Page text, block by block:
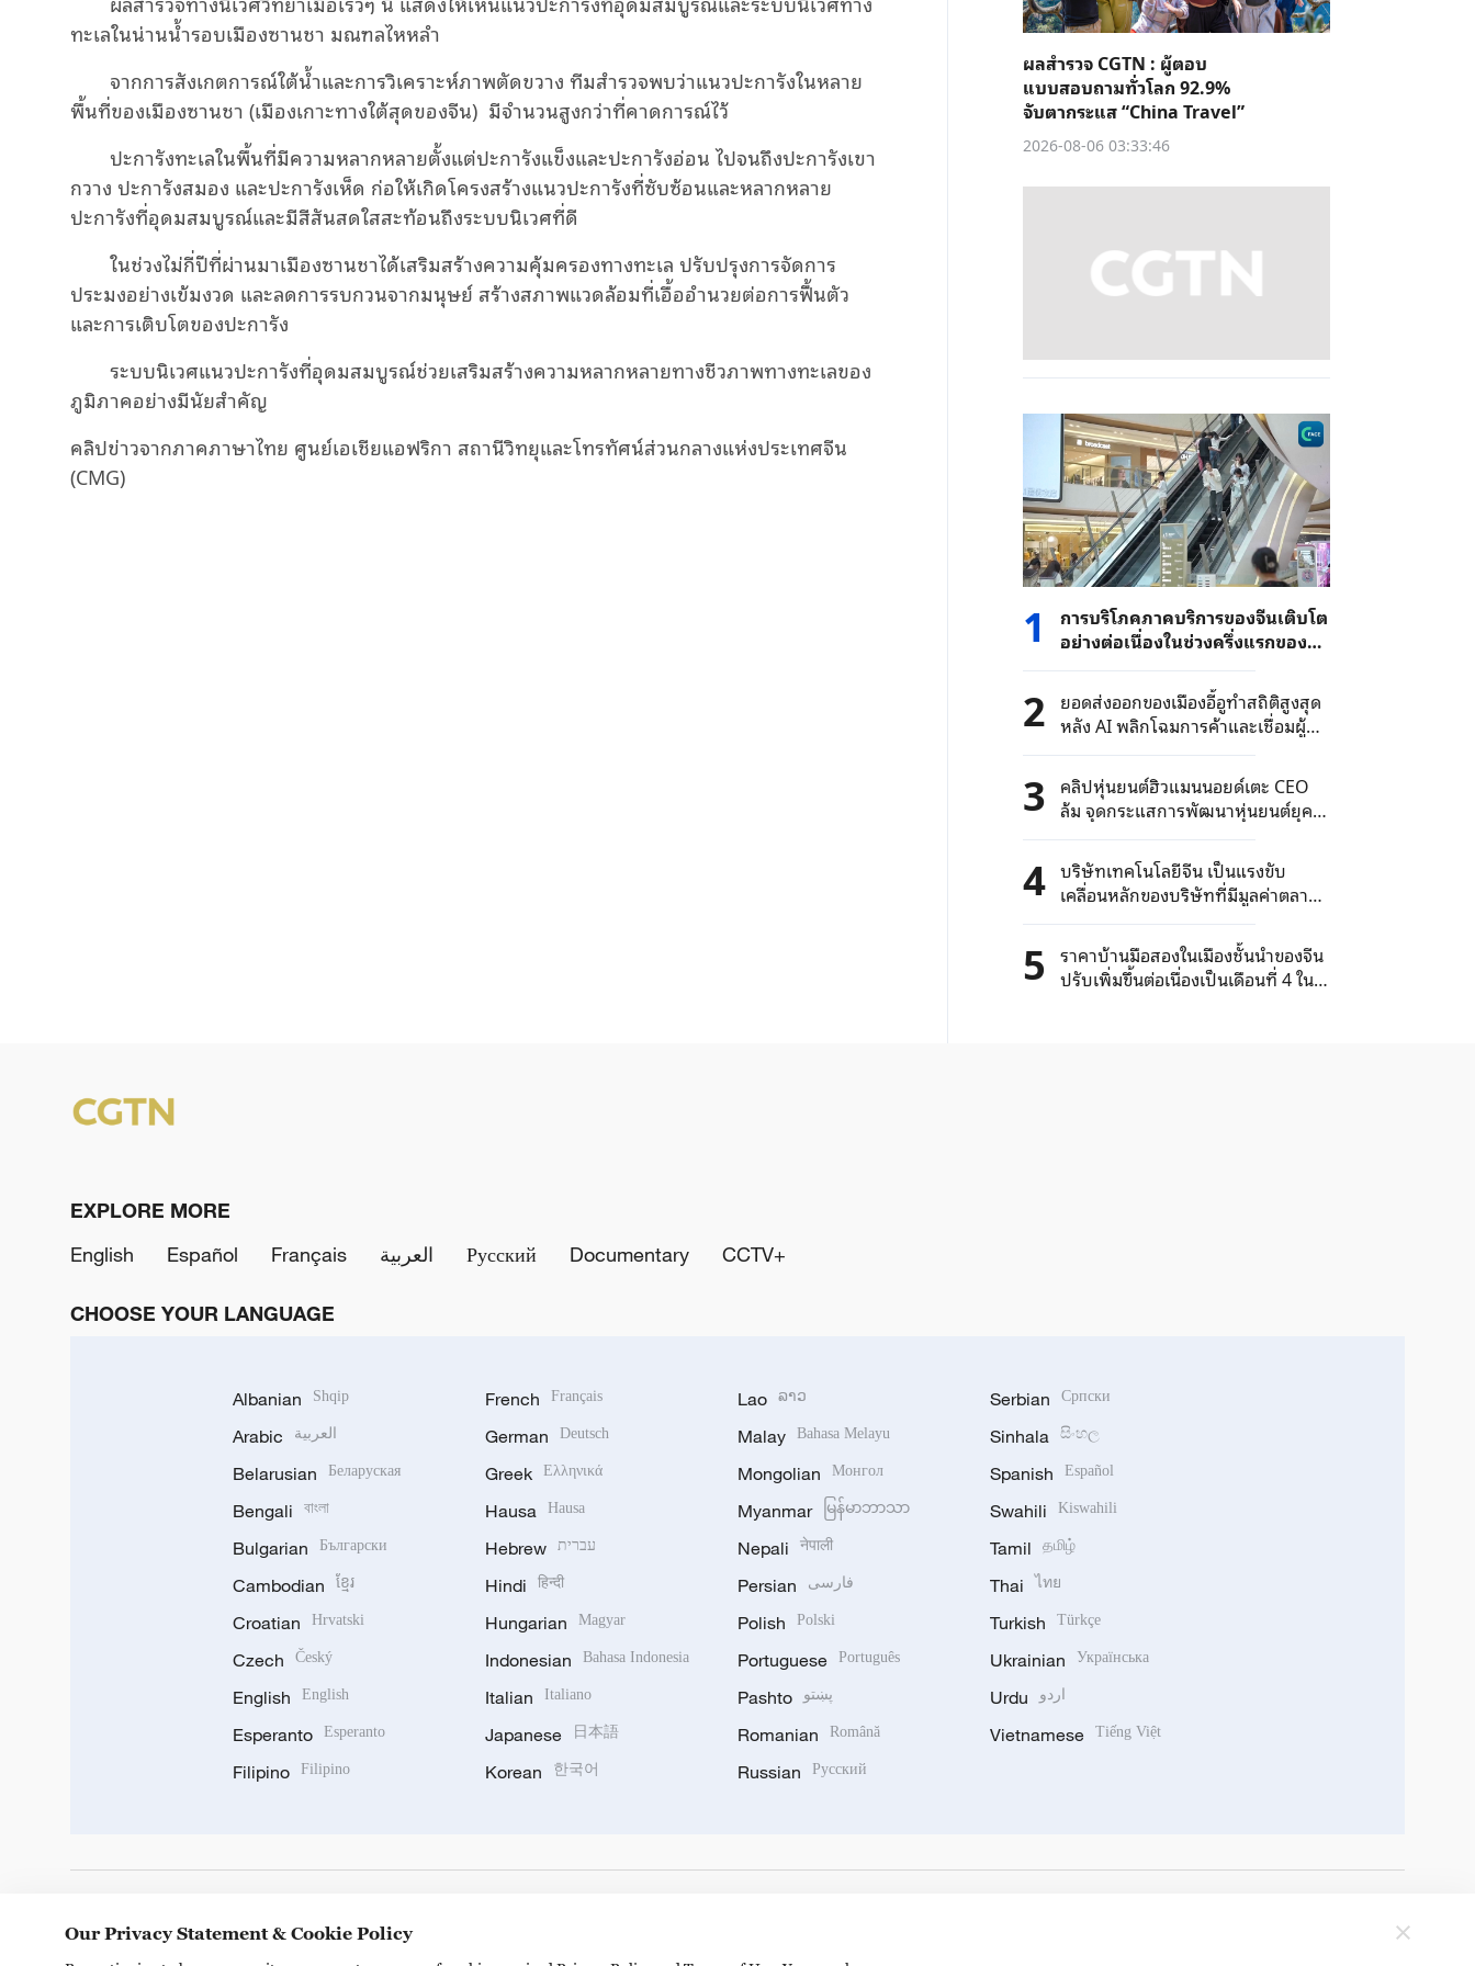
ทะเลในน่านน้ำรอบเมืองซานชา มณฑลไหหลำ
จากการสังเกตการณ์ใต้น้ำและการวิเคราะห์ภาพตัดขวาง ทีมสำรวจพบว่าแนวปะการังในหลาย
พื้นที่ของเมืองซานชา (เมืองเกาะทางใต้สุดของจีน) มีจำนวนสูงกว่าที่คาดการณ์ไว้
ปะการังทะเลในพื้นที่มีความหลากหลายตั้งแต่ปะการังแข็งและปะการังอ่อน ไปจนถึงปะการังเขา
กวาง ปะการังสมอง และปะการังเห็ด ก่อให้เกิดโครงสร้างแนวปะการังที่ซับซ้อนและหลากหลาย
ปะการังที่อุดมสมบูรณ์และมีสีสันสดใสสะท้อนถึงระบบนิเวศที่ดี
ในช่วงไม่กี่ปีที่ผ่านมาเมืองซานชาได้เสริมสร้างความคุ้มครองทางทะเล ปรับปรุงการจัดการ
ประมงอย่างเข้มงวด และลดการรบกวนจากมนุษย์ สร้างสภาพแวดล้อมที่เอื้ออำนวยต่อการฟื้นตัว
และการเติบโตของปะการัง
ระบบนิเวศแนวปะการังที่อุดมสมบูรณ์ช่วยเสริมสร้างความหลากหลายทางชีวภาพทางทะเลของ
ภูมิภาคอย่างมีนัยสำคัญ
คลิปข่าวจากภาคภาษาไทย ศูนย์เอเชียแอฟริกา สถานีวิทยุและโทรทัศน์ส่วนกลางแห่งประเทศจีน
(CMG)
ผลสำรวจ CGTN : ผู้ตอบ
แบบสอบถามทั่วโลก 92.9%
จับตากระแส “China Travel”
2026-08-06 03:33:46
1
การบริโภคภาคบริการของจีนเติบโต
อย่างต่อเนื่องในช่วงครึ่งแรกของปี
2026 โดยมีมูลค่ารวมเกือบ 8.49
ล้านล้านหยวน
2 ยอดส่งออกของเมืองอี้อูทำสถิติสูงสุด
หลัง AI พลิกโฉมการค้าและเชื่อมผู้ซื้อ
ทั่วโลก
3 คลิปหุ่นยนต์ฮิวแมนนอยด์เตะ CEO
ล้ม จุดกระแสการพัฒนาหุ่นยนต์ยุค
ใหม่
4 บริษัทเทคโนโลยีจีน เป็นแรงขับ
เคลื่อนหลักของบริษัทที่มีมูลค่าตลาด
เกิน 1 แสนล้านหยวนในตลาดหุ้น A-
Share
5 ราคาบ้านมือสองในเมืองชั้นนำของจีน
ปรับเพิ่มขึ้นต่อเนื่องเป็นเดือนที่ 4 ใน
EXPLORE MORE
English
Español Français العربية Русский Documentary CCTV+
CHOOSE YOUR LANGUAGE
Albanian Shqip
Arabic العربية
Belarusian Беларуская
Bengali বাংলা
Bulgarian Български
Cambodian ខ្មែរ
Croatian Hrvatski
Czech Český
English English
Esperanto Esperanto
Filipino Filipino
French Français
German Deutsch
Greek Ελληνικά
Hausa Hausa
Hebrew עברית
Hindi हिन्दी
Hungarian Magyar
Indonesian Bahasa Indonesia
Italian Italiano
Japanese 日本語
Korean 한국어
Lao ລາວ
Malay Bahasa Melayu
Mongolian Монгол
Myanmar မြန်မာဘာသာ
Nepali नेपाली
Persian فارسی
Polish Polski
Portuguese Português
Pashto پښتو
Romanian Română
Russian Русский
Serbian Српски
Sinhala සිංහල
Spanish Español
Swahili Kiswahili
Tamil தமிழ்
Thai ไทย
Turkish Türkçe
Ukrainian Українська
Urdu اردو
Vietnamese Tiếng Việt
Our Privacy Statement & Cookie Policy